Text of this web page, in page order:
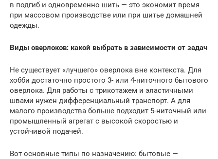
в подгиб и одновременно шить — это экономит время
при массовом производстве или при шитье домашней
одежды.
Виды оверлоков: какой выбрать в зависимости от задач
Не существует «лучшего» оверлока вне контекста. Для
хобби достаточно простого 3- или 4-ниточного бытового
оверлока. Для работы с трикотажем и эластичными
швами нужен дифференциальный транспорт. А для
малого производства больше подходит 5-ниточный или
промышленный агрегат с высокой скоростью и
устойчивой подачей.
Вот основные типы по назначению: бытовые —